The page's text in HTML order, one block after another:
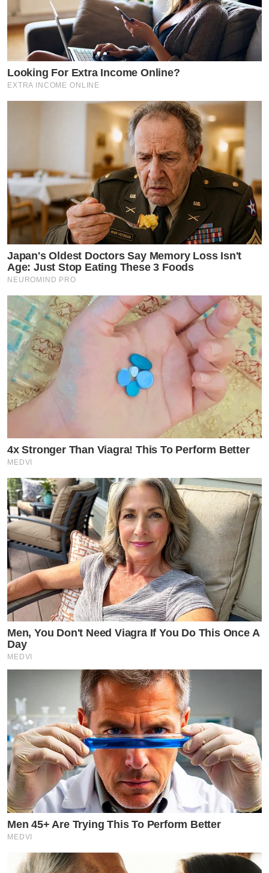
Looking For Extra Income Online?
EXTRA INCOME ONLINE
Japan's Oldest Doctors Say Memory Loss Isn't
Age: Just Stop Eating These 3 Foods
NEUROMIND PRO
4x Stronger Than Viagra! This To Perform Better
MEDVI
Men, You Don't Need Viagra If You Do This Once A
Day
MEDVI
Men 45+ Are Trying This To Perform Better
MEDVI